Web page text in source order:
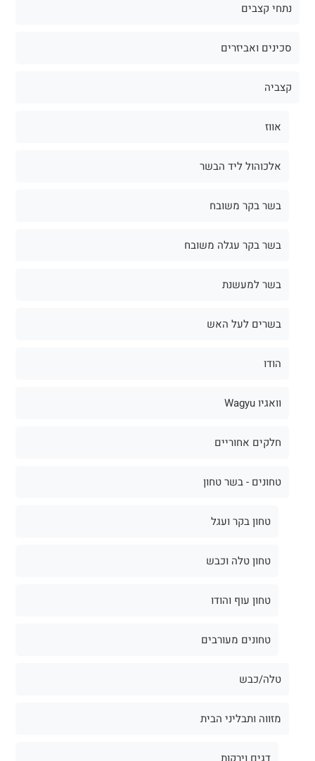
נתחי קצבים
סכינים ואביזרים
קצביה
אווז
אלכוהול ליד הבשר
בשר בקר משובח
בשר בקר עגלה משובח
בשר למעשנת
בשרים לעל האש
הודו
וואגיו Wagyu
חלקים אחוריים
טחונים - בשר טחון
טחון בקר ועגל
טחון טלה וכבש
טחון עוף והודו
טחונים מעורבים
טלה/כבש
מזווה ותבליני הבית